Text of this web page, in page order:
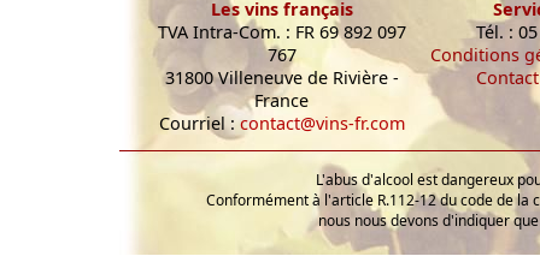
Les vins français
TVA Intra-Com. : FR 69 892 097
767
31800 Villeneuve de Rivière -
France
Courriel :contact@vins-fr.com
Tél. :
Conditions
Contact
L'abus d'alcool est dangereux
Conformément à l'article R.112-12 du code de la
nous nous devons d'indiquer